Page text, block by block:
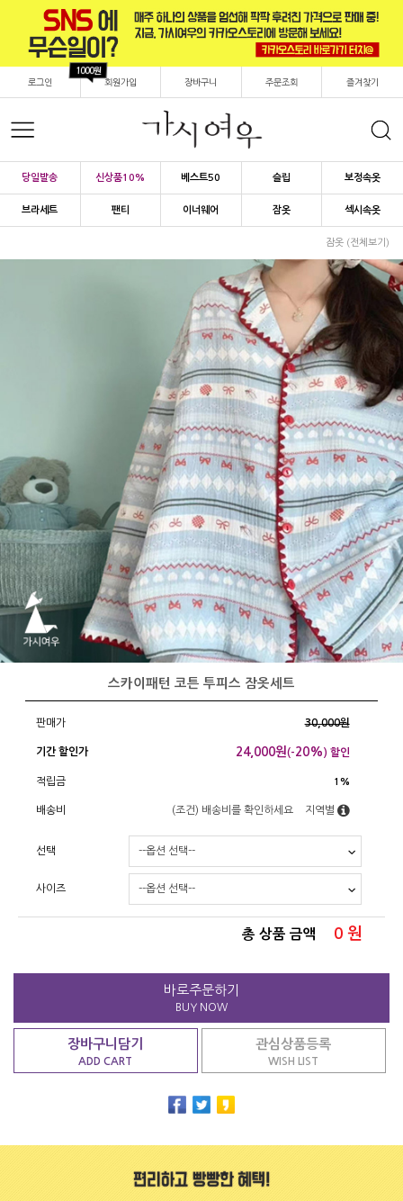
로그인 회원가입
1000원
장바구니 주문조회 즐겨찾기
당일발송 신상품10% 베스트50 슬립 보정속옷
브라세트 팬티 이너웨어 잠옷 섹시속옷
잠옷 (전체보기)
스카이패턴 코튼 투피스 잠옷세트
판매가 30,000원
기간 할인가 24,000원(-20%) 할인
적립금 1%
배송비 (조건) 배송비를 확인하세요 지역별
선택
사이즈
총 상품 금액 0 원
바로주문하기
BUY NOW
장바구니담기
ADD CART
관심상품등록
WISH LIST